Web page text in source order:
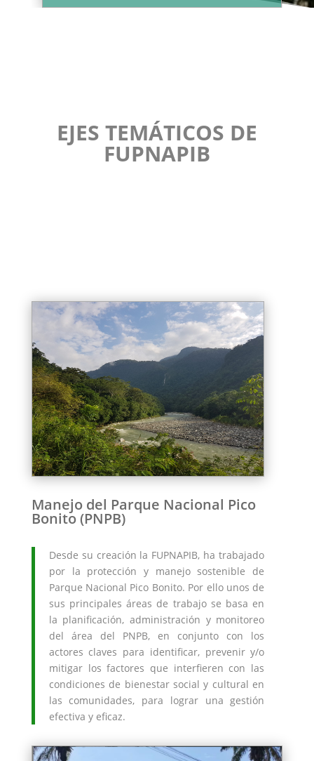
EJES TEMÁTICOS DE
FUPNAPIB
Manejo del Parque Nacional Pico
Bonito (PNPB)
Desde su creación la FUPNAPIB, ha trabajado
por la protección y manejo sostenible de
Parque Nacional Pico Bonito. Por ello unos de
sus principales áreas de trabajo se basa en
la planificación, administración y monitoreo
del área del PNPB, en conjunto con los
actores claves para identificar, prevenir y/o
mitigar los factores que interfieren con las
condiciones de bienestar social y cultural en
las comunidades, para lograr una gestión
efectiva y eficaz.